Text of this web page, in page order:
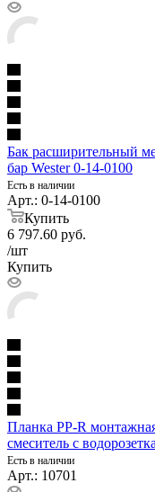
Бак расширительный
бар Wester 0-14-0100
Есть в наличии
Арт.: 0-14-0100
Купить
6 797.60 руб.
/шт
Купить
Планка PP-R
смеситель с
Есть в наличии
Арт.: 10701